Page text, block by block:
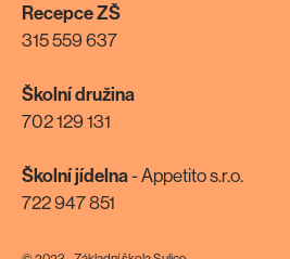
Recepce ZŠ
315 559 637
Školní družina
702 129 131
Školní jídelna- Appetito s.r.o.
722 947 851